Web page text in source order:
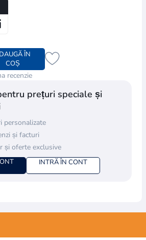
ÎN
COȘ
recenzie
prețuri speciale și
personalizate
și facturi
și oferte exclusive
INTRĂ ÎN CONT